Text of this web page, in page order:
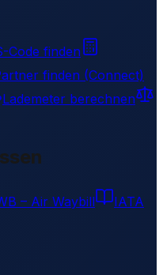
Code finden
finden (Connect)
Lademeter berechnen
– Air Waybill IATA